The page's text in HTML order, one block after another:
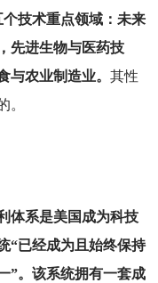
个技术重点领域：未来
先进生物与医药技
与农业制造业。 其性
。
体系是美国成为科技
“已经成为且始终保持
”。该系统拥有一套成